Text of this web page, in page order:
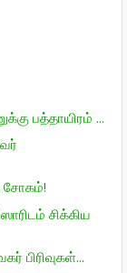
பத்தாயிரம் ...
சோகம்!
சிக்கிய
பிரிவுகள்...